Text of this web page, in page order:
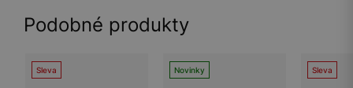
Podobné produkty
Sleva Novinky Sleva